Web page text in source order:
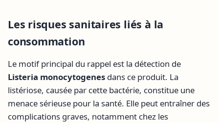
Les risques sanitaires liés à la
consommation
Le motif principal du rappel est la détection de
Listeria monocytogenes dans ce produit. La
listériose, causée par cette bactérie, constitue une
menace sérieuse pour la santé. Elle peut entraîner des
complications graves, notamment chez les